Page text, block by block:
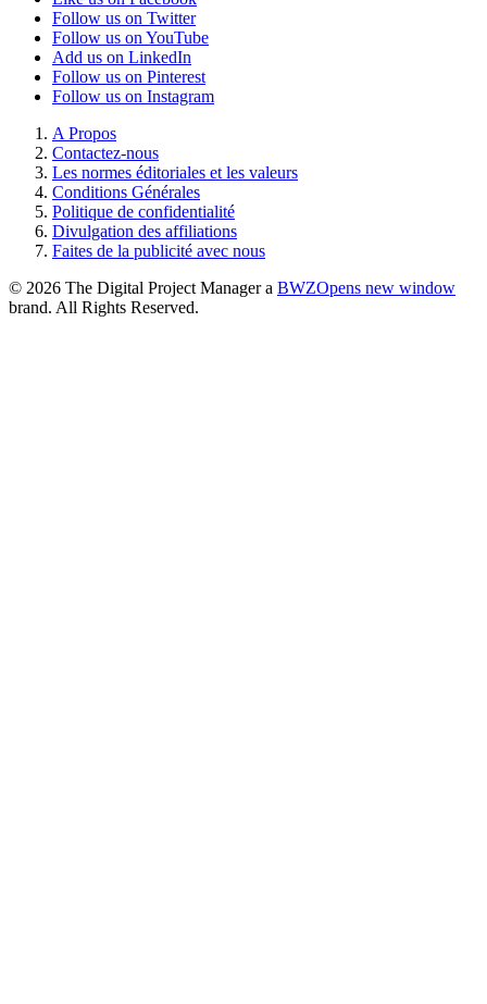
Follow us on Twitter
Follow us on YouTube
Add us on LinkedIn
Follow us on Pinterest
Follow us on Instagram
A Propos
Contactez-nous
Les normes éditoriales et les valeurs
Conditions Générales
Politique de confidentialité
Divulgation des affiliations
Faites de la publicité avec nous
© 2026 The Digital Project Manager a BWZOpens new window
brand. All Rights Reserved.